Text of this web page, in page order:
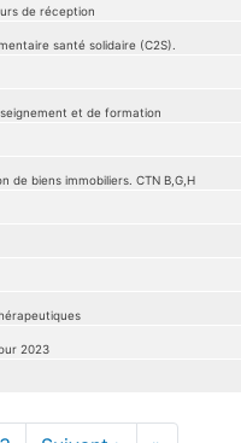
de réception
santé solidaire (C2S).
et de formation
biens immobiliers. CTN B,G,H
2023